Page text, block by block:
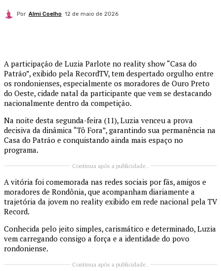
Por Almi Coelho 12 de maio de 2026
A participação de Luzia Parlote no reality show “Casa do
Patrão”, exibido pela RecordTV, tem despertado orgulho entre
os rondonienses, especialmente os moradores de Ouro Preto
do Oeste, cidade natal da participante que vem se destacando
nacionalmente dentro da competição.
Na noite desta segunda-feira (11), Luzia venceu a prova
decisiva da dinâmica “Tô Fora”, garantindo sua permanência na
Casa do Patrão e conquistando ainda mais espaço no
programa.
Continua após a publicidade..
A vitória foi comemorada nas redes sociais por fãs, amigos e
moradores de Rondônia, que acompanham diariamente a
trajetória da jovem no reality exibido em rede nacional pela TV
Record.
Conhecida pelo jeito simples, carismático e determinado, Luzia
vem carregando consigo a força e a identidade do povo
rondoniense.
Continua após a publicidade..